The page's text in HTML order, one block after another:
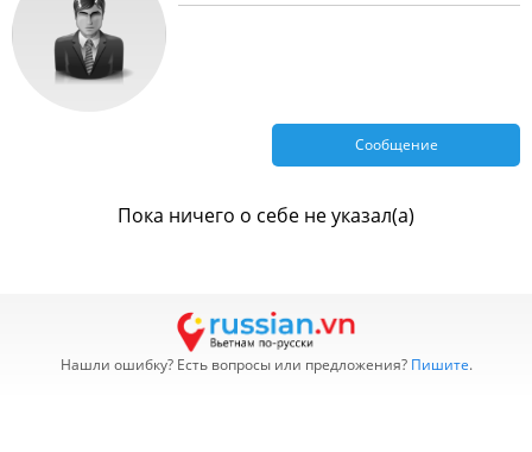
Сообщение
Пока ничего о себе не указал(а)
Нашли ошибку? Есть вопросы или предложения? Пишите.